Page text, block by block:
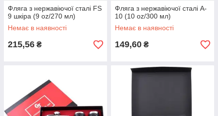
Фляга з нержавіючої сталі FS
9 шкіра (9 oz/270 мл)
Немає в наявності
215,56 ₴
Фляга з нержавіючої сталі A-
10 (10 oz/300 мл)
Немає в наявності
149,60 ₴